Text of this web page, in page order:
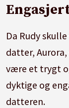
Da Rudy
datter,
være et trygt
dyktige og
datteren.